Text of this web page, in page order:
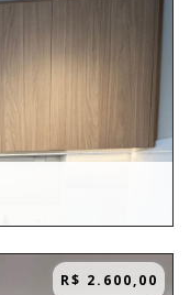
R$ 2.600,00